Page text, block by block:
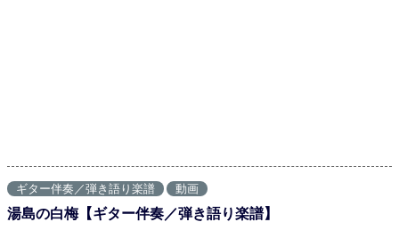
ギター伴奏／弾き語り楽譜 動画
湯島の白梅【ギター伴奏／弾き語り楽譜】